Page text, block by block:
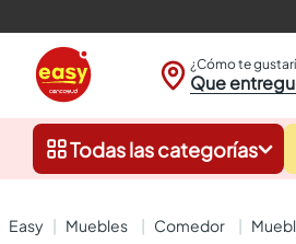
¿Cómo te
Que
Todas las categorías
muebles comedor